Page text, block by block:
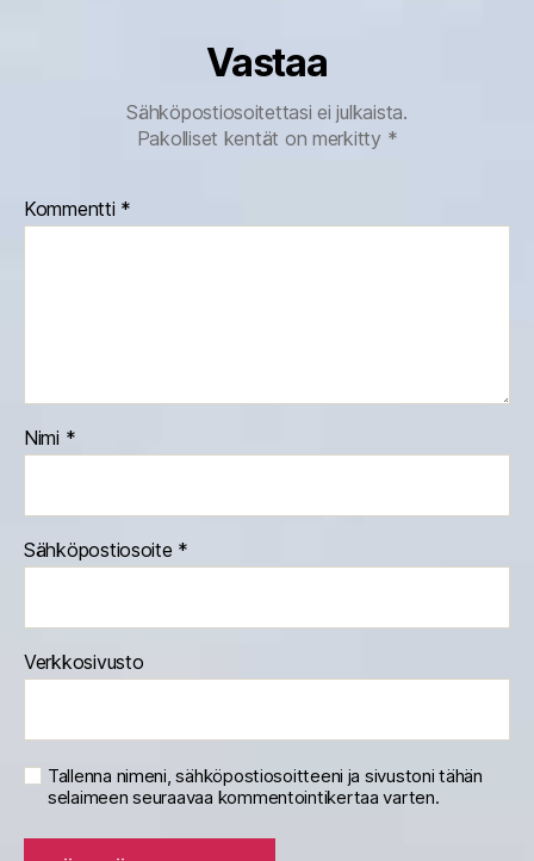
Vastaa
Sähköpostiosoitettasi ei julkaista.
Pakolliset kentät on merkitty *
Kommentti *
Nimi *
Sähköpostiosoite *
Verkkosivusto
Tallenna nimeni, sähköpostiosoitteeni ja sivustoni tähän
selaimeen seuraavaa kommentointikertaa varten.